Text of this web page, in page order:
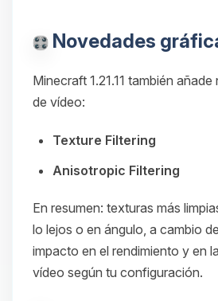
Novedades
Minecraft 1.21.11 también
de vídeo:
Texture Filtering
Anisotropic Filtering
En resumen: texturas más
lo lejos o en ángulo, a cambio
impacto en el rendimiento y en
vídeo según tu configuración.